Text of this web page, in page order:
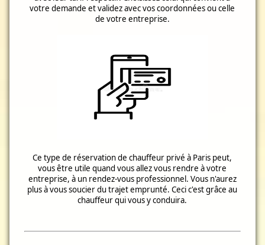
votre demande et validez avec vos coordonnées ou celle
de votre entreprise.
Ce type de réservation de chauffeur privé à Paris peut,
vous être utile quand vous allez vous rendre à votre
entreprise, à un rendez-vous professionnel. Vous n'aurez
plus à vous soucier du trajet emprunté. Ceci c'est grâce au
chauffeur qui vous y conduira.